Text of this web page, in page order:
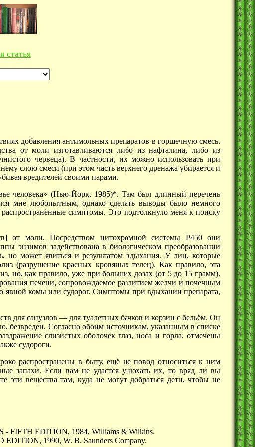
статья
добавления антимольных препаратов в горшечную смесь.
от моли изготавливаются либо из нафталина, либо из
червеца). В частности, их можно использовать при
слою смеси (при этом часть верхнего дренажа убирается и
вредителей своими парами.
человека» (Нью-Йорк, 1985)*. Там был длинный перечень
мне любопытным, однако сделать выводы было немного
симптомы. Это подтолкнуло меня к поиску
от моли. Посредством цитохромной системы Р450 они
энзимов задействована в биологическом преобразовании
но может явиться и результатом вдыхания. У лиц, которые
(разрушение красных кровяных телец). Как правило, эта
но, как правило, уже при больших дозах (от 5 до 15 грамм).
печени, сопровождаемое разлитием желчи и почечным
явной комы или судорог. Симптомы при вдыхании препарата,
для санузлов — для туалетных бачков и корзин с бельём. Он
безвреден. Согласно обоим источникам, указанным в списке
слизистых оболочек глаз, носа и горла, отмечены
судороги.
распространены в быту, ещё не повод относиться к ним
запахи. Если вам не удастся унюхать их, то вряд ли вы
эти вещества там, куда не могут добраться дети, чтобы не
- FIFTH EDITION, 1984, Williams & Wilkins.
1990, W. B. Saunders Company.